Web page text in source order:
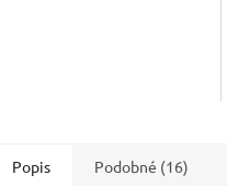
Popis Podobné (16)